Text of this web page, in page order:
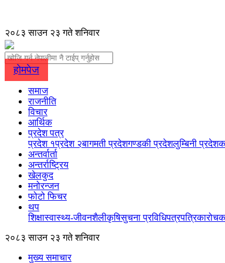
२०८३ साउन २३ गते शनिवार
होमपेज
समाज
राजनीति
विचार
आर्थिक
प्रदेश पत्र
प्रदेश १प्रदेश २बागमती प्रदेशगण्डकी प्रदेशलुम्बिनी प्रदेश
अन्तर्वार्ता
अन्तर्राष्ट्रिय
खेलकुद
मनोरन्जन
फोटो फिचर
थप
शिक्षास्वास्थ्य-जीवनशैलीकृषिसुचना प्रविधिपत्रपत्रिकारोचक
२०८३ साउन २३ गते शनिवार
मुख्य समाचार